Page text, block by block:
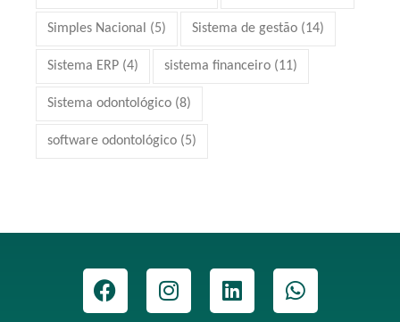
Simples Nacional (5) Sistema de gestão (14)
Sistema ERP (4) sistema financeiro (11)
Sistema odontológico (8)
software odontológico (5)